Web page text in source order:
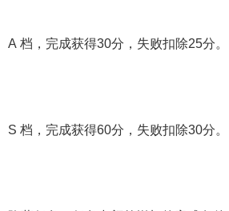
A 档，完成获得30分，失败扣除25分。
S 档，完成获得60分，失败扣除30分。